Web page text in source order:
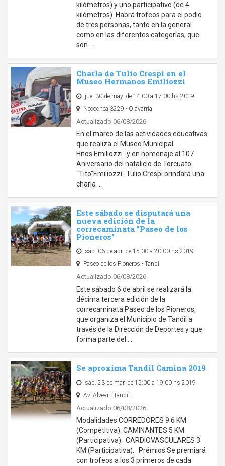
kilómetros) y uno participativo (de 4
kilómetros). Habrá trofeos para el podio
de tres personas, tanto en la general
como en las diferentes categorías, que
son …
Charla de Tulio Crespi en el
Museo Hermanos Emiliozzi
jue. 30 de may. de 14:00 a 17:00 hs 2019
Necochea 3229 - Olavarría
Actualizado 06/08/2026
En el marco de las actividades educativas
que realiza el Museo Municipal
Hnos.Emiliozzi -y en homenaje al 107
Aniversario del natalicio de Torcuato
“Tito”Emiliozzi- Tulio Crespi brindará una
charla …
Este sábado se disputará una
nueva edición de la
correcaminata "Paseo de los
Pioneros"
sáb. 06 de abr. de 15:00 a 20:00 hs 2019
Paseo de los Pioneros - Tandil
Actualizado 06/08/2026
Este sábado 6 de abril se realizará la
décima tercera edición de la
correcaminata Paseo de los Pioneros,
que organiza el Municipio de Tandil a
través de la Dirección de Deportes y que
forma parte del …
Se aproxima Tandil Camina 2019
sáb. 23 de mar. de 15:00 a 19:00 hs 2019
Av. Alvear - Tandil
Actualizado 06/08/2026
Modalidades CORREDORES 9.6 KM
(Competitiva). CAMINANTES 5 KM
(Participativa). CARDIOVASCULARES 3
KM (Participativa). Prémios Se premiará
con trofeos a los 3 primeros de cada